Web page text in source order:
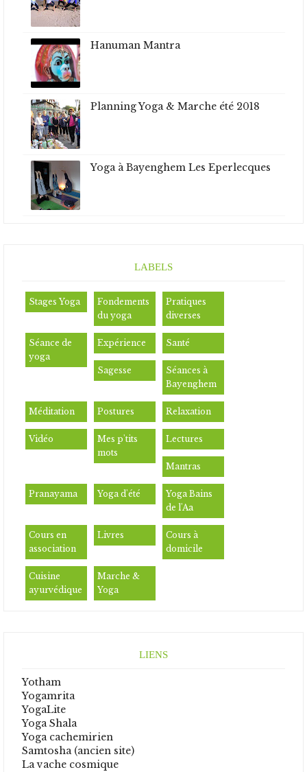
Hanuman Mantra
Planning Yoga & Marche été 2018
Yoga à Bayenghem Les Eperlecques
LABELS
Stages Yoga
Fondements
du yoga
Pratiques
diverses
Séance de
yoga
Expérience Santé
Sagesse
Séances à
Bayenghem
Méditation Postures Relaxation
Vidéo
Mes p'tits
mots
Lectures
Mantras
Pranayama Yoga d'été
Yoga Bains
de l'Aa
Cours en
association
Livres
Cours à
domicile
Cuisine
ayurvédique
Marche &
Yoga
LIENS
Yotham
Yogamrita
YogaLite
Yoga Shala
Yoga cachemirien
Samtosha (ancien site)
La vache cosmique